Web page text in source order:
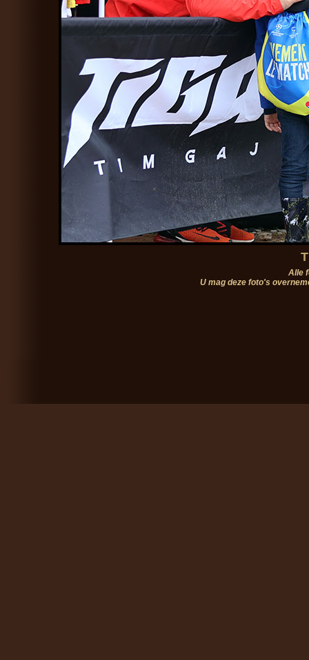
Alle
U mag deze foto's